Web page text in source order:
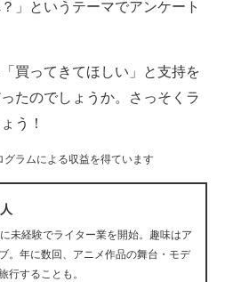
」というテーマでアンケート
買ってきてほしい」と支持を
たのでしょうか。さっそくラ
う！
ラムによる収益を得ています
未経験でライター業を開始。趣味はア
。年に数回、アニメ作品の舞台・モデ
行することも。